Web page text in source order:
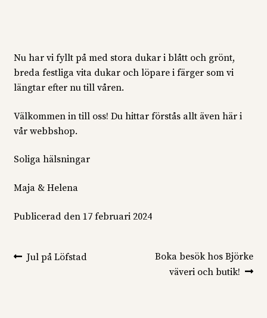
Nu har vi fyllt på med stora dukar i blått och grönt,
breda festliga vita dukar och löpare i färger som vi
längtar efter nu till våren.
Välkommen in till oss! Du hittar förstås allt även här i
vår webbshop.
Soliga hälsningar
Maja & Helena
Publicerad den 17 februari 2024
Inläggsnavigering
Föregående
Jul på Löfstad
Nästa
inlägg:
Boka besök hos Björke
väveri och butik!